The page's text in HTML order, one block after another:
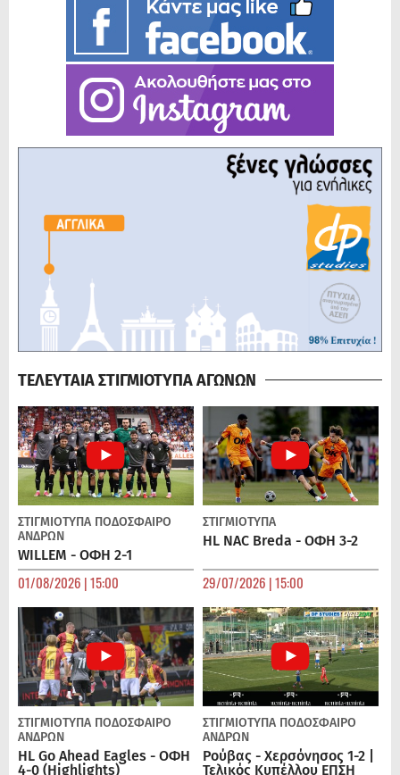
ΤΕΛΕΥΤΑΙΑ ΣΤΙΓΜΙΟΤΥΠΑ ΑΓΩΝΩΝ
ΣΤΙΓΜΙΟΤΥΠΑ ΠΟΔΌΣΦΑΙΡΟ
ΑΝΔΡΏΝ
WILLEM - ΟΦΗ 2-1
01/08/2026 | 15:00
ΣΤΙΓΜΙΟΤΥΠΑ
HL NAC Breda - ΟΦΗ 3-2
29/07/2026 | 15:00
ΣΤΙΓΜΙΟΤΥΠΑ ΠΟΔΌΣΦΑΙΡΟ
ΑΝΔΡΏΝ
HL Go Ahead Eagles - ΟΦΗ
4-0 (Highlights)
ΣΤΙΓΜΙΟΤΥΠΑ ΠΟΔΌΣΦΑΙΡΟ
ΑΝΔΡΏΝ
Ρούβας - Χερσόνησος 1-2 |
Τελικός Κυπέλλου ΕΠΣΗ